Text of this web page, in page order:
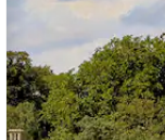
de flecha hacia